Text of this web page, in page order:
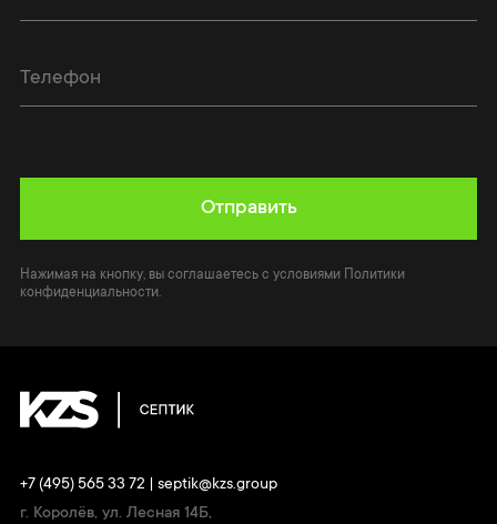
Отправить
Нажимая на кнопку, вы соглашаетесь с условиями Политики
конфиденциальности.
+7 (495) 565 33 72
septik@kzs.group
г. Королёв, ул. Лесная 14Б,